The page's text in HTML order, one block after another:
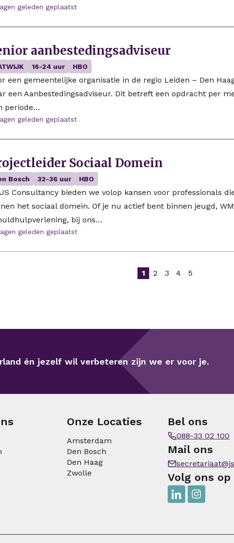
geleden geplaatst
aanbestedingsadviseur
16-24 uur HBO
een gemeentelijke organisatie in de regio Leiden – Den
een Aanbestedingsadviseur. Dit betreft een opdracht per
periode…
geleden geplaatst
Sociaal Domein
Bosch 32-36 uur HBO
Consultancy bieden we volop kansen voor professionals
het sociaal domein. Of je nu actief bent binnen jeugd,
bij ons…
geleden geplaatst
1 2 3 4 5
én jezelf wil verbeteren zijn we er voor je.
Onze Locaties
Amsterdam
Den Bosch
Den Haag
Zwolle
Bel ons
088-33 02 100
Mail ons
Volg ons op